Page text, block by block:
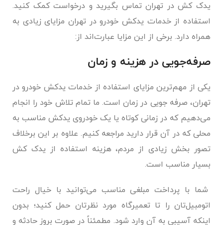
یدک کش در تهران تماس بگیرید و درخواست کمک کنید.
استفاده از خدمات یدکش خودرو در تهران مزایای زیادی به
همراه دارد. برخی از این مزایا عبارت‌اند از:
صرفه‌جویی در هزینه و زمان
یکی از مهم‌ترین مزایای استفاده از خدمات یدکش خودرو در
تهران، صرفه جویی در زمان است. ما تمام تلاش خود را انجام
می‌دهیم که در زمانی کوتاه یا یک خودروی یدکش مناسب به
محلی که در آن قرار دارید مراجعه کنیم. علاوه بر این برخلاف
تصور بخش زیادی از مردم، هزینه استفاده از یدک کش
بسیار مناسب است.
شما با پرداخت مبلغی مناسب می‌توانید با خیال راحت
اتومبیل‌تان را تا تعمیرگاه مورد نظرتان حمل کنید؛ بدون
اینکه آسیبی به آن وارد شود. مطمئناً در صورت بروز حادثه و